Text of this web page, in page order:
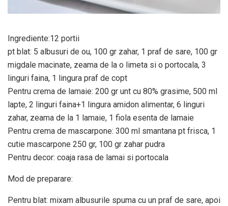
Ingrediente:12 portii
pt blat: 5 albusuri de ou, 100 gr zahar, 1 praf de sare, 100 gr
migdale macinate, zeama de la o limeta si o portocala, 3
linguri faina, 1 lingura praf de copt
Pentru crema de lamaie: 200 gr unt cu 80% grasime, 500 ml
lapte, 2 linguri faina+1 lingura amidon alimentar, 6 linguri
zahar, zeama de la 1 lamaie, 1 fiola esenta de lamaie
Pentru crema de mascarpone: 300 ml smantana pt frisca, 1
cutie mascarpone 250 gr, 100 gr zahar pudra
Pentru decor: coaja rasa de lamai si portocala
Mod de preparare:
Pentru blat: mixam albusurile spuma cu un praf de sare, apoi